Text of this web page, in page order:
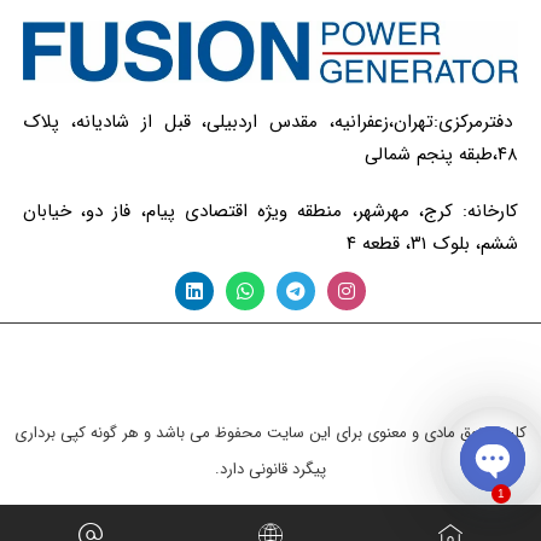
دفترمرکزی:تهران،زعفرانیه، مقدس اردبیلی، قبل از شادیانه، پلاک
۴۸،طبقه پنجم شمالی
کارخانه: کرج، مهرشهر، منطقه ویژه اقتصادی پیام، فاز دو، خیابان
ششم، بلوک ۳۱، قطعه ۴
کلیه حقوق مادی و معنوی برای این سایت محفوظ می باشد و هر گونه کپی برداری
پیگرد قانونی دارد.
Open chaty 1